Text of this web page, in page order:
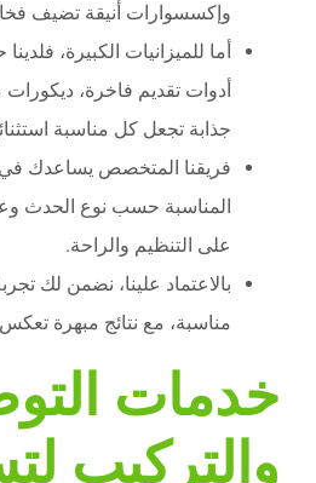
وإكسسوارات أنيقة تضيف
أما للميزانيات الكبيرة،
أدوات تقديم فاخرة،
جذابة تجعل كل مناسبة
فريقنا المتخصص يساعدك في
المناسبة حسب نوع الحدث
على التنظيم والراحة.
بالاعتماد علينا، نضمن لك
مناسبة، مع نتائج مبهرة
خدمات
والتركيب